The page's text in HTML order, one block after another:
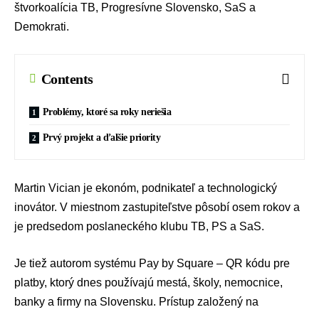
štvorkoalícia TB, Progresívne Slovensko, SaS a
Demokrati.
Contents
Problémy, ktoré sa roky neriešia
Prvý projekt a ďalšie priority
Martin Vician je ekonóm, podnikateľ a technologický
inovátor. V miestnom zastupiteľstve pôsobí osem rokov a
je predsedom poslaneckého klubu TB, PS a SaS.
Je tiež autorom systému Pay by Square – QR kódu pre
platby, ktorý dnes používajú mestá, školy, nemocnice,
banky a firmy na Slovensku. Prístup založený na